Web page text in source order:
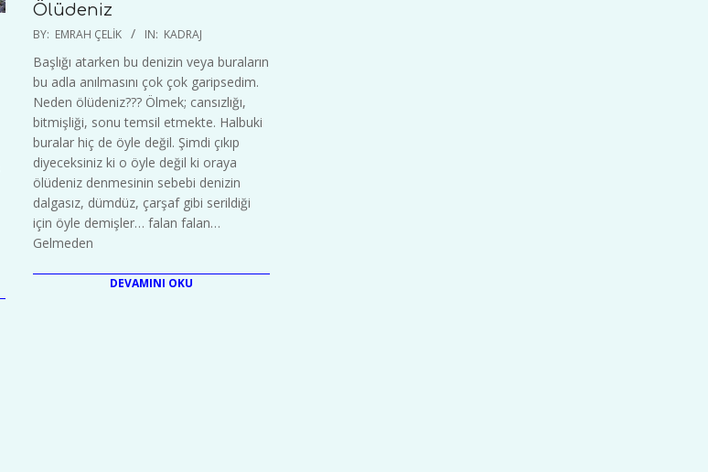
Ölüdeniz
2020-
20
BY: EMRAH ÇELIK IN: KADRAJ
Başlığı atarken bu denizin veya buraların
bu adla anılmasını çok çok garipsedim.
Neden ölüdeniz??? Ölmek; cansızlığı,
bitmişliği, sonu temsil etmekte. Halbuki
buralar hiç de öyle değil. Şimdi çıkıp
diyeceksiniz ki o öyle değil ki oraya
ölüdeniz denmesinin sebebi denizin
dalgasız, dümdüz, çarşaf gibi serildiği
için öyle demişler… falan falan…
Gelmeden
DEVAMINI OKU